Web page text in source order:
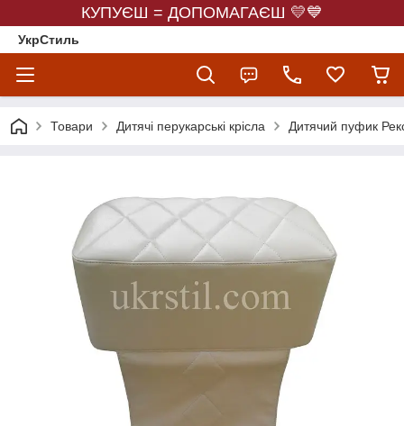
КУПУЄШ = ДОПОМАГАЄШ 💛💙
УкрСтиль
Товари Дитячі перукарські крісла Дитячий пуфик